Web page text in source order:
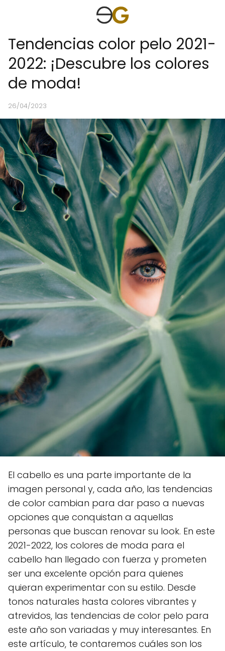
Tendencias color pelo 2021-
2022: ¡Descubre los colores
de moda!
26/04/2023
El cabello es una parte importante de la
imagen personal y, cada año, las tendencias
de color cambian para dar paso a nuevas
opciones que conquistan a aquellas
personas que buscan renovar su look. En este
2021-2022, los colores de moda para el
cabello han llegado con fuerza y prometen
ser una excelente opción para quienes
quieran experimentar con su estilo. Desde
tonos naturales hasta colores vibrantes y
atrevidos, las tendencias de color pelo para
este año son variadas y muy interesantes. En
este artículo, te contaremos cuáles son los